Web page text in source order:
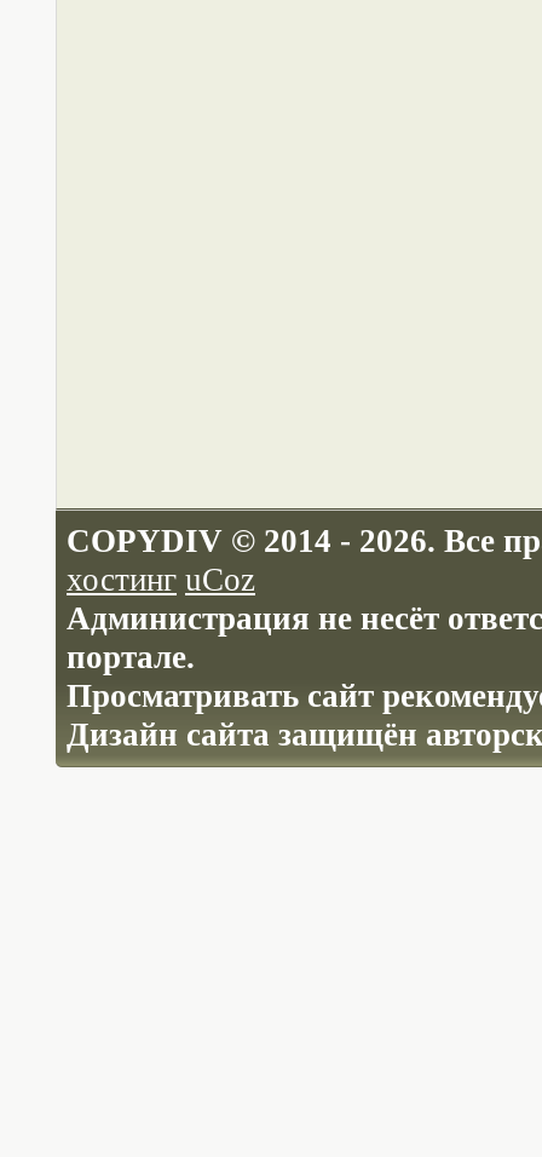
COPYDIV © 2014 - 2026. Все
хостинг uCoz
Администрация не несёт
портале.
Просматривать сайт
Дизайн сайта защищён